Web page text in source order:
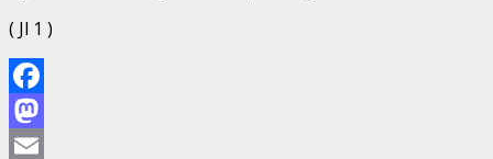
( Jl 1 )
Facebook
Mastodon